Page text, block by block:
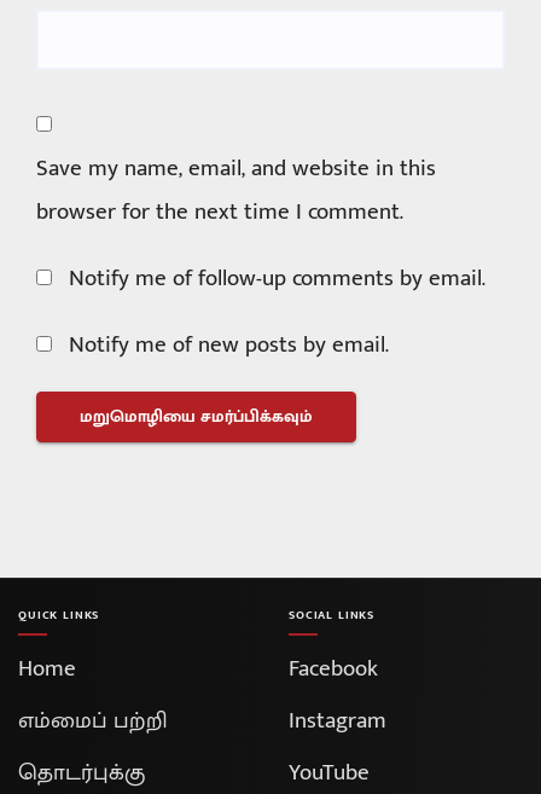
Save my name, email, and website in this
browser for the next time I comment.
Notify me of follow-up comments by email.
Notify me of new posts by email.
QUICK LINKS
Home
எம்மைப் பற்றி
தொடர்புக்கு
SOCIAL LINKS
Facebook
Instagram
YouTube